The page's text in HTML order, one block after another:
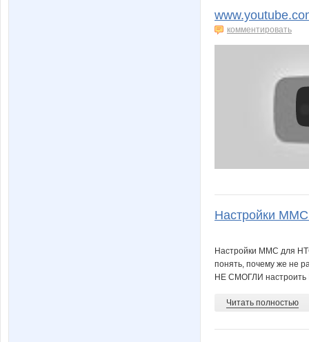
комментировать
Настройки
Настройки ММС для
понять, почему же не
НЕ СМОГЛИ настроить
Читать полностью